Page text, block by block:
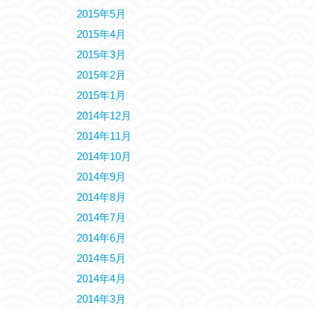
2015年5月
2015年4月
2015年3月
2015年2月
2015年1月
2014年12月
2014年11月
2014年10月
2014年9月
2014年8月
2014年7月
2014年6月
2014年5月
2014年4月
2014年3月